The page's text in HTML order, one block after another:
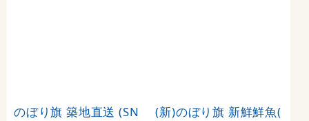
のぼり旗 築地直送 (SN
(新)のぼり旗 新鮮鮮魚(